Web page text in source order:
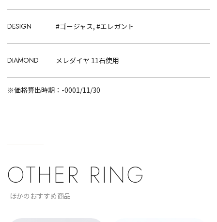
DESIGN #ゴージャス, #エレガント
DIAMOND メレダイヤ 11石使用
※価格算出時期：-0001/11/30
OTHER RING
ほかのおすすめ商品